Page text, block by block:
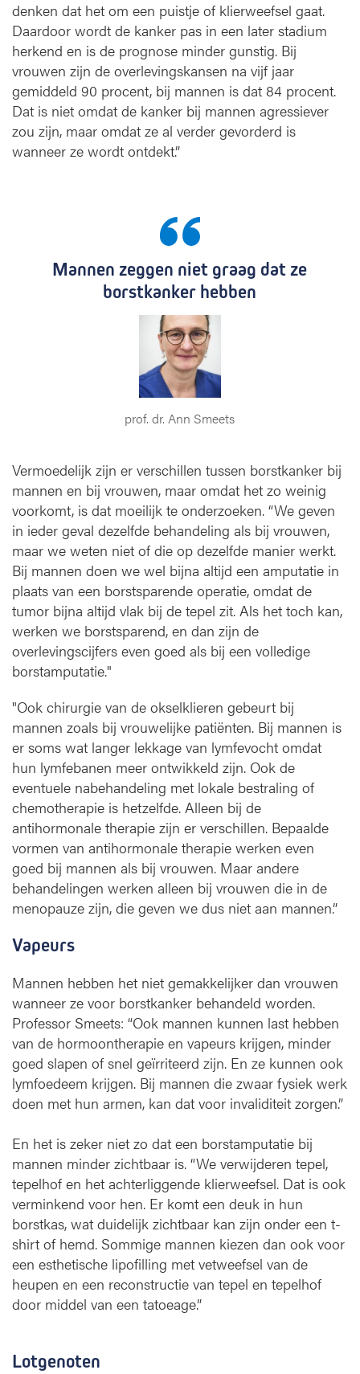
denken dat het om een puistje of klierweefsel gaat.
Daardoor wordt de kanker pas in een later stadium
herkend en is de prognose minder gunstig. Bij
vrouwen zijn de overlevingskansen na vijf jaar
gemiddeld 90 procent, bij mannen is dat 84 procent.
Dat is niet omdat de kanker bij mannen agressiever
zou zijn, maar omdat ze al verder gevorderd is
wanneer ze wordt ontdekt.”
Mannen zeggen niet graag dat ze
borstkanker hebben
prof. dr. Ann Smeets
Vermoedelijk zijn er verschillen tussen borstkanker bij
mannen en bij vrouwen, maar omdat het zo weinig
voorkomt, is dat moeilijk te onderzoeken. “We geven
in ieder geval dezelfde behandeling als bij vrouwen,
maar we weten niet of die op dezelfde manier werkt.
Bij mannen doen we wel bijna altijd een amputatie in
plaats van een borstsparende operatie, omdat de
tumor bijna altijd vlak bij de tepel zit. Als het toch kan,
werken we borstsparend, en dan zijn de
overlevingscijfers even goed als bij een volledige
borstamputatie."
"Ook chirurgie van de okselklieren gebeurt bij
mannen zoals bij vrouwelijke patiënten. Bij mannen is
er soms wat langer lekkage van lymfevocht omdat
hun lymfebanen meer ontwikkeld zijn. Ook de
eventuele nabehandeling met lokale bestraling of
chemotherapie is hetzelfde. Alleen bij de
antihormonale therapie zijn er verschillen. Bepaalde
vormen van antihormonale therapie werken even
goed bij mannen als bij vrouwen. Maar andere
behandelingen werken alleen bij vrouwen die in de
menopauze zijn, die geven we dus niet aan mannen.”
Vapeurs
Mannen hebben het niet gemakkelijker dan vrouwen
wanneer ze voor borstkanker behandeld worden.
Professor Smeets: “Ook mannen kunnen last hebben
van de hormoontherapie en vapeurs krijgen, minder
goed slapen of snel geïrriteerd zijn. En ze kunnen ook
lymfoedeem krijgen. Bij mannen die zwaar fysiek werk
doen met hun armen, kan dat voor invaliditeit zorgen.”
En het is zeker niet zo dat een borstamputatie bij
mannen minder zichtbaar is. “We verwijderen tepel,
tepelhof en het achterliggende klierweefsel. Dat is ook
verminkend voor hen. Er komt een deuk in hun
borstkas, wat duidelijk zichtbaar kan zijn onder een t-
shirt of hemd. Sommige mannen kiezen dan ook voor
een esthetische lipofilling met vetweefsel van de
heupen en een reconstructie van tepel en tepelhof
door middel van een tatoeage.”
Lotgenoten